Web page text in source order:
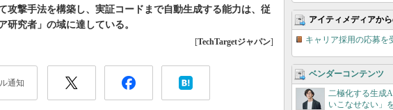
攻撃手法を構築し、実証コードまで自動生成する能力は、従
研究者」の域に達している。
[TechTargetジャパン]
通知
アイティメディアか
キャリア採用の応募を
ベンダーコンテンツ
二極化する生成
いこなせない」